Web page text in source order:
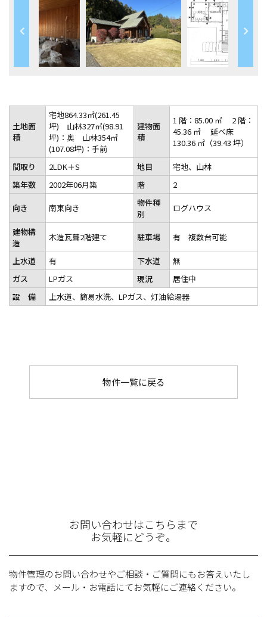
土地面
積
宅地864.33㎡(261.45
坪) 山林327㎡(98.91
坪)：奥 山林354㎡
(107.08坪)：手前
建物面
積
1 階：85.00 ㎡ 2 階：
45.36 ㎡ 延べ床
130.36 ㎡（39.43 坪）
間取り 2LDK＋S 地目
宅地、山林
築年数
2002年06月築 階 2
向き 南東向き
物件種
別
ログハウス
建物構
造
木造瓦葺2階建て 駐車場 有 複数台可能
上水道 有 下水道
無
ガス
LPガス 現況
居住中
設 備
上水道、簡易水洗、LPガス、灯油給湯器
物件一覧に戻る
お問い合わせはこちらまで
お気軽にどうぞ。
物件管理のお問い合わせやご相談・ご質問にもお答えいたし
ますので、メール・お電話にてお気軽にご連絡ください。